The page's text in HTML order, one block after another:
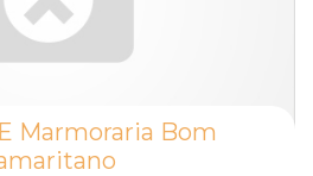
Marmoraria Bom